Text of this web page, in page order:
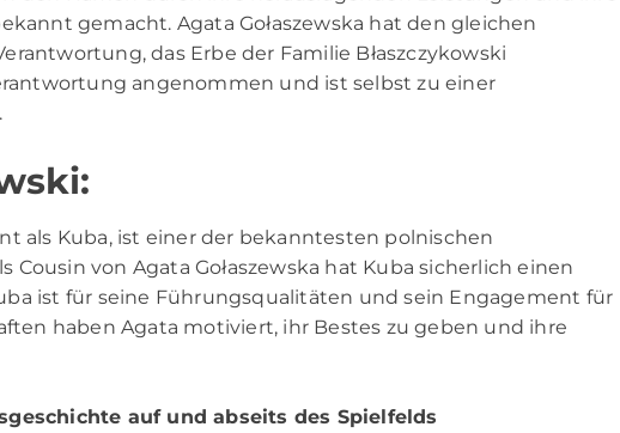
gemacht. Agata Gołaszewska hat den gleichen
das Erbe der Familie Błaszczykowski
angenommen und ist selbst zu einer
als Kuba, ist einer der bekanntesten polnischen
Cousin von Agata Gołaszewska hat Kuba sicherlich einen
ist für seine Führungsqualitäten und sein Engagement für
haben Agata motiviert, ihr Bestes zu geben und ihre
auf und abseits des Spielfelds